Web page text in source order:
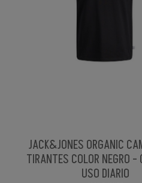
JACK&JONES ORGANIC
TIRANTES COLOR NEGRO -
USO DIARIO